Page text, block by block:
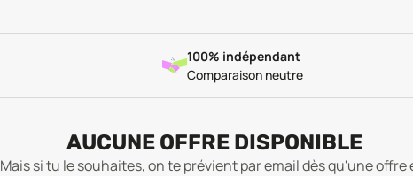
100% indépendant
Comparaison neutre
AUCUNE OFFRE DISPONIBLE
Mais si tu le souhaites, on te prévient par email dès qu'une offre